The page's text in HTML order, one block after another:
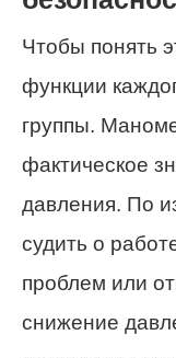
Чтобы понять
функции
группы.
фактическое
давления. По
судить о
проблем или
снижение